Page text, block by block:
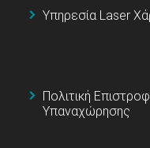
Υπηρεσία Laser
Πολιτική
Υπαναχώρησης